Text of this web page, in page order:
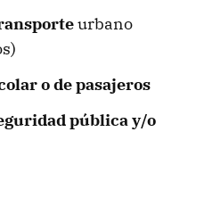
urbano
o de pasajeros
pública y/o